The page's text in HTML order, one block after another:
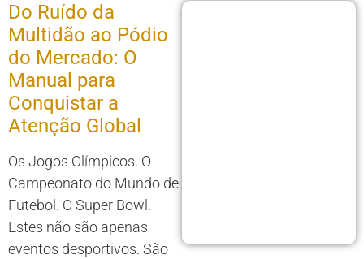
Do Ruído da
Multidão ao Pódio
do Mercado: O
Manual para
Conquistar a
Atenção Global
Os Jogos Olímpicos. O
Campeonato do Mundo de
Futebol. O Super Bowl.
Estes não são apenas
eventos desportivos. São